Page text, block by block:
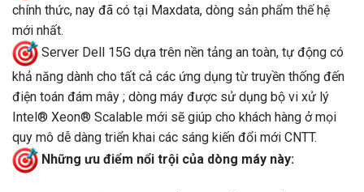
chính thức, nay đã có tại Maxdata, dòng sản phẩm thế hệ
mới nhất.
Server Dell 15G dựa trên nền tảng an toàn, tự động có
khả năng dành cho tất cả các ứng dụng từ truyền thống đến
điện toán đám mây ; dòng máy được sử dụng bộ vi xử lý
Intel® Xeon® Scalable mới sẽ giúp cho khách hàng ở mọi
quy mô dễ dàng triển khai các sáng kiến đổi mới CNTT.
Những ưu điểm nổi trội của dòng máy này: